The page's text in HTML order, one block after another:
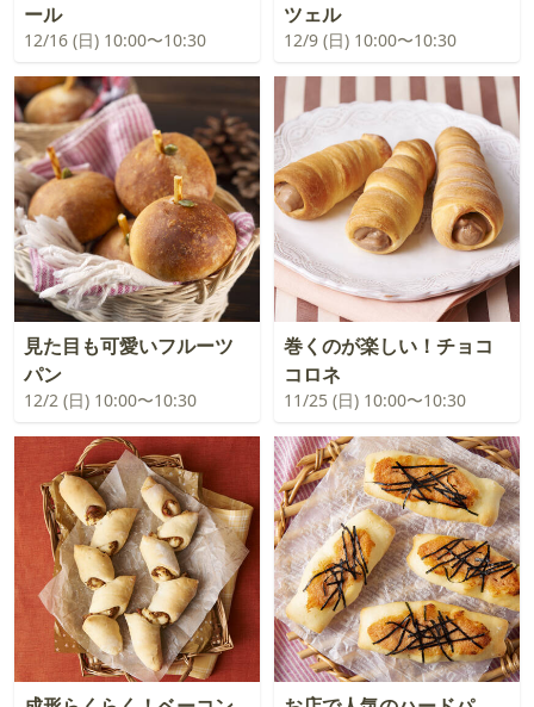
ール
12/16 (日) 10:00〜10:30
ツェル
12/9 (日) 10:00〜10:30
見た目も可愛いフルーツ
パン
12/2 (日) 10:00〜10:30
巻くのが楽しい！チョコ
コロネ
11/25 (日) 10:00〜10:30